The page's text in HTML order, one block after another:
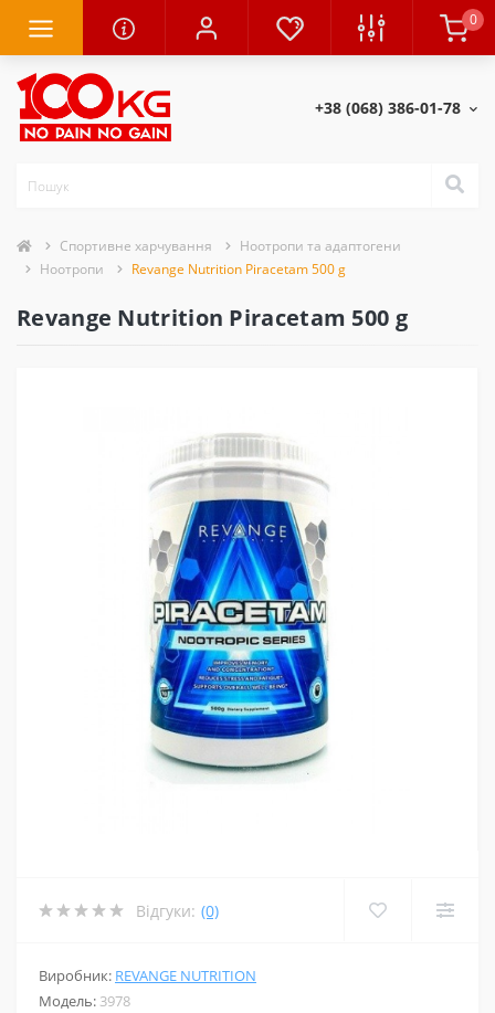
0
+38 (068) 386-01-78
Спортивне харчування
Ноотропи та адаптогени
Ноотропи
Revange Nutrition Piracetam 500 g
Revange Nutrition Piracetam 500 g
Відгуки: (0)
Виробник: REVANGE NUTRITION
Модель: 3978